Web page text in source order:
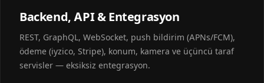
Backend, API & Entegrasyon
REST, GraphQL, WebSocket, push bildirim (APNs/FCM),
ödeme (iyzico, Stripe), konum, kamera ve üçüncü taraf
servisler — eksiksiz entegrasyon.